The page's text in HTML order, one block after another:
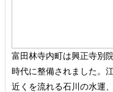
富田林寺内町は興正寺別
時代に整備されました。
近くを流れる石川の水運